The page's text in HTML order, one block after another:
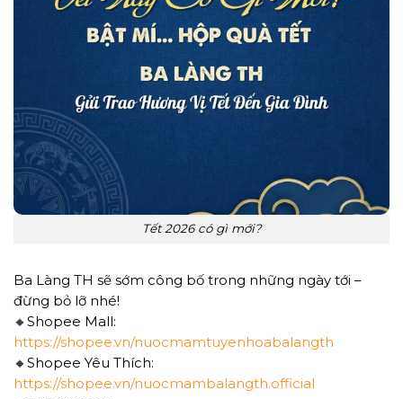
Tết 2026 có gì mới?
Ba Làng TH sẽ sớm công bố trong những ngày tới –
đừng bỏ lỡ nhé!
🔸Shopee Mall:
https://shopee.vn/nuocmamtuyenhoabalangth
🔸Shopee Yêu Thích:
https://shopee.vn/nuocmambalangth.official